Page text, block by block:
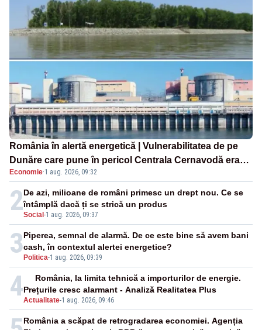
România în alertă energetică | Vulnerabilitatea de pe
Dunăre care pune în pericol Centrala Cernavodă era
cunoscută de pe vremea lui Ceaușescu
Economie·1 aug. 2026, 09:32
2Social-1 aug. 2026, 09:37
De azi, milioane de români primesc un drept nou. Ce se
întâmplă dacă ți se strică un produs
3Politica-1 aug. 2026, 09:39
Piperea, semnal de alarmă. De ce este bine să avem bani
cash, în contextul alertei energetice?
4Actualitate-1 aug. 2026, 09:46
România, la limita tehnică a importurilor de energie.
Prețurile cresc alarmant - Analiză Realitatea Plus
România a scăpat de retrogradarea economiei. Agenția